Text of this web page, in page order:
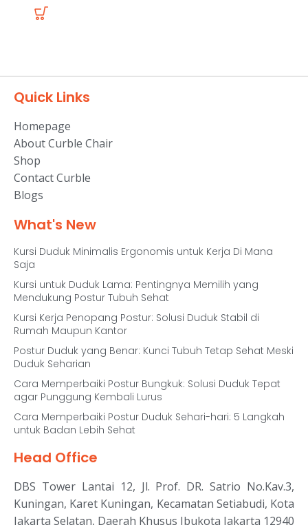
Quick Links
Homepage
About Curble Chair
Shop
Contact Curble
Blogs
What's New
Kursi Duduk Minimalis Ergonomis untuk Kerja Di Mana
Saja
Kursi untuk Duduk Lama: Pentingnya Memilih yang
Mendukung Postur Tubuh Sehat
Kursi Kerja Penopang Postur: Solusi Duduk Stabil di
Rumah Maupun Kantor
Postur Duduk yang Benar: Kunci Tubuh Tetap Sehat Meski
Duduk Seharian
Cara Memperbaiki Postur Bungkuk: Solusi Duduk Tepat
agar Punggung Kembali Lurus
Cara Memperbaiki Postur Duduk Sehari-hari: 5 Langkah
untuk Badan Lebih Sehat
Head Office
DBS Tower Lantai 12, Jl. Prof. DR. Satrio No.Kav.3,
Kuningan, Karet Kuningan, Kecamatan Setiabudi, Kota
Jakarta Selatan, Daerah Khusus Ibukota Jakarta 12940